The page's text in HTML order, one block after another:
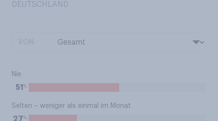
DEUTSCHLAND
Nie
51 %
Selten – weniger als einmal im Monat
27%